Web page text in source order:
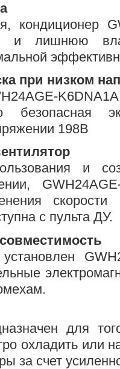
кондиционер
и лишнюю
при низком
198В
и
скорости
с пульта ДУ.
для
охладить или
за счет